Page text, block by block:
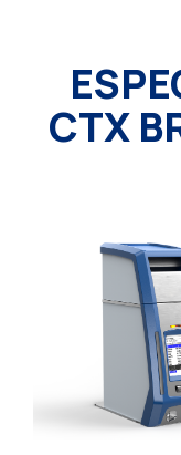
CTX